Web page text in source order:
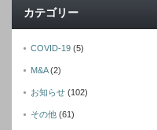
カテゴリー
COVID-19 (5)
M&A(2)
お知らせ (102)
その他 (61)